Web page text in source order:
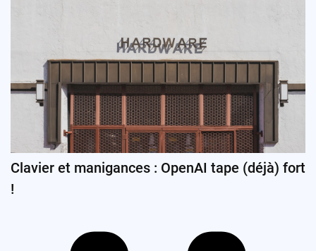
Clavier et manigances : OpenAI tape (déjà) fort
!